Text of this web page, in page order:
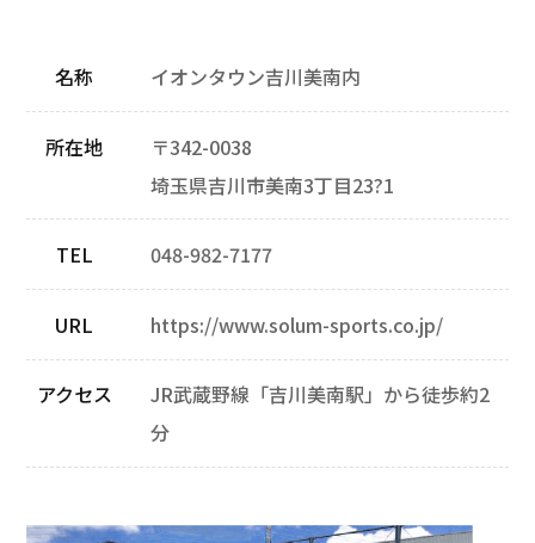
名称 イオンタウン吉川美南内
所在地
〒342-0038
埼玉県吉川市美南3丁目23?1
TEL 048-982-7177
URL https://www.solum-sports.co.jp/
アクセス
JR武蔵野線「吉川美南駅」から徒歩約2
分